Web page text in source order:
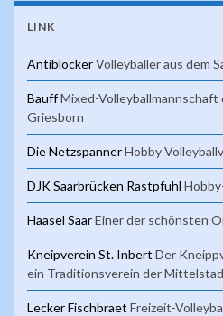
LINK
AntiblockerVolleyballer aus dem
BauffMixed-Volleyballmannschaft
Griesborn
Die NetzspannerHobby
DJK Saarbrücken Rastpfuhl
Haasel SaarEiner der schönsten
Kneipverein St. Inbert Der
ein Traditionsverein der
Lecker Fischbraet Freizeit-